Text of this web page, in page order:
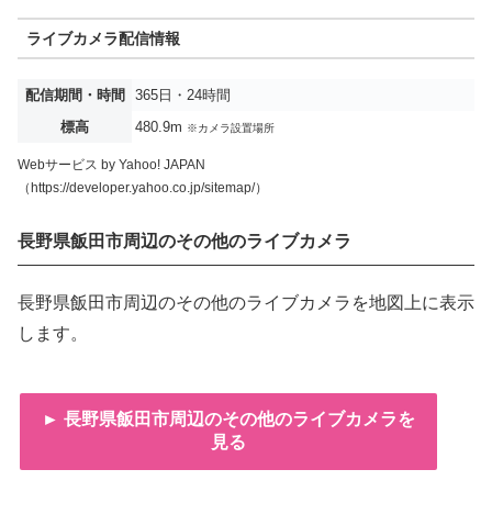
ライブカメラ配信情報
配信期間・時間
365日・24時間
標高
480.9m ※カメラ設置場所
Webサービス by Yahoo! JAPAN
（https://developer.yahoo.co.jp/sitemap/）
長野県飯田市周辺のその他のライブカメラ
長野県飯田市周辺のその他のライブカメラを地図上に表示
します。
► 長野県飯田市周辺のその他のライブカメラを
見る